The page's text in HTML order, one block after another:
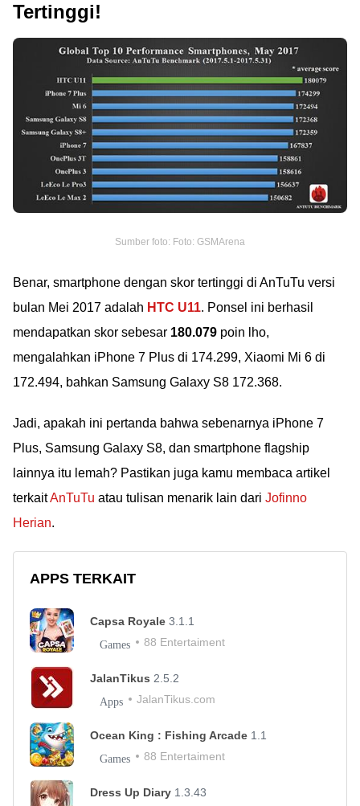
Tertinggi!
Sumber foto: Foto: GSMArena
Benar, smartphone dengan skor tertinggi di AnTuTu versi
bulan Mei 2017 adalah HTC U11. Ponsel ini berhasil
mendapatkan skor sebesar 180.079 poin lho,
mengalahkan iPhone 7 Plus di 174.299, Xiaomi Mi 6 di
172.494, bahkan Samsung Galaxy S8 172.368.
Jadi, apakah ini pertanda bahwa sebenarnya iPhone 7
Plus, Samsung Galaxy S8, dan smartphone flagship
lainnya itu lemah? Pastikan juga kamu membaca artikel
terkaitAnTuTu atau tulisan menarik lain dari Jofinno
Herian.
APPS TERKAIT
Capsa Royale 3.1.1
Games 88 Entertaiment
JalanTikus 2.5.2
Apps JalanTikus.com
Ocean King : Fishing Arcade 1.1
Games 88 Entertaiment
Dress Up Diary 1.3.43